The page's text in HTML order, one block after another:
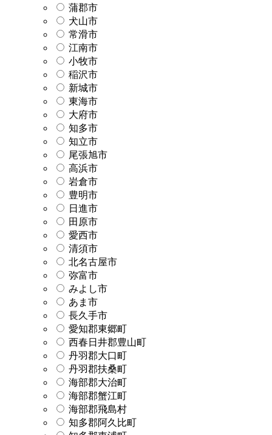
蒲郡市
犬山市
常滑市
江南市
小牧市
稲沢市
新城市
東海市
大府市
知多市
知立市
尾張旭市
高浜市
岩倉市
豊明市
日進市
田原市
愛西市
清須市
北名古屋市
弥富市
みよし市
あま市
長久手市
愛知郡東郷町
西春日井郡豊山町
丹羽郡大口町
丹羽郡扶桑町
海部郡大治町
海部郡蟹江町
海部郡飛島村
知多郡阿久比町